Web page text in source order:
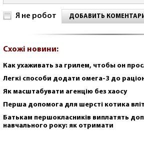
Я не робот ДОБАВИТЬ
Схожі новини:
Как ухаживать за грилем, чтобы он
Легкі способи додати омега-3 до
Як масштабувати агенцію без хаосу
Перша допомога для шерсті котика
Батькам першокласників виплатять
навчального року: як отримати